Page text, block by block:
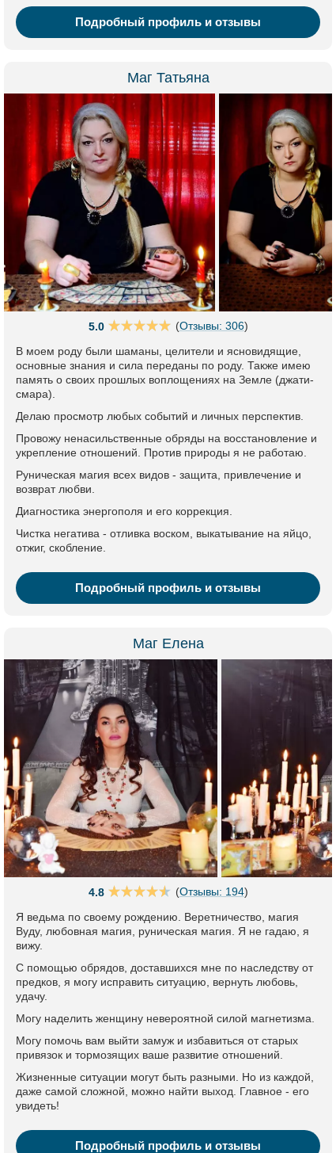
Подробный профиль и отзывы
Маг Татьяна
5.0 (Отзывы: 306)
В моем роду были шаманы, целители и ясновидящие,
основные знания и сила переданы по роду. Также имею
память о своих прошлых воплощениях на Земле (джати-
смара).
Делаю просмотр любых событий и личных перспектив.
Провожу ненасильственные обряды на восстановление и
укрепление отношений. Против природы я не работаю.
Руническая магия всех видов - защита, привлечение и
возврат любви.
Диагностика энергополя и его коррекция.
Чистка негатива - отливка воском, выкатывание на яйцо,
отжиг, скобление.
Подробный профиль и отзывы
Маг Елена
4.8 (Отзывы: 194)
Я ведьма по своему рождению. Веретничество, магия
Вуду, любовная магия, руническая магия. Я не гадаю, я
вижу.
С помощью обрядов, доставшихся мне по наследству от
предков, я могу исправить ситуацию, вернуть любовь,
удачу.
Могу наделить женщину невероятной силой магнетизма.
Могу помочь вам выйти замуж и избавиться от старых
привязок и тормозящих ваше развитие отношений.
Жизненные ситуации могут быть разными. Но из каждой,
даже самой сложной, можно найти выход. Главное - его
увидеть!
Подробный профиль и отзывы